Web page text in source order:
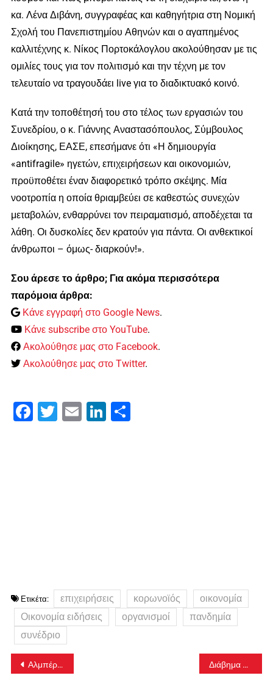
κα. Λένα Διβάνη, συγγραφέας και καθηγήτρια στη Νομική
Σχολή του Πανεπιστημίου Αθηνών και ο αγαπημένος
καλλιτέχνης κ. Νίκος Πορτοκάλογλου ακολούθησαν με τις
ομιλίες τους για τον πολιτισμό και την τέχνη με τον
τελευταίο να τραγουδάει live για το διαδικτυακό κοινό.
Κατά την τοποθέτησή του στο τέλος των εργασιών του
Συνεδρίου, ο κ. Γιάννης Αναστασόπουλος, Σύμβουλος
Διοίκησης, ΕΑΣΕ, επεσήμανε ότι «Η δημιουργία
«antifragile» ηγετών, επιχειρήσεων και οικονομιών,
προϋποθέτει έναν διαφορετικό τρόπο σκέψης. Μία
νοοτροπία η οποία θριαμβεύει σε καθεστώς συνεχών
μεταβολών, ενθαρρύνει τον πειραματισμό, αποδέχεται τα
λάθη. Οι δυσκολίες δεν κρατούν για πάντα. Οι ανθεκτικοί
άνθρωποι – όμως- διαρκούν!».
Σου άρεσε το άρθρο; Για ακόμα περισσότερα
παρόμοια άρθρα:
Κάνε εγγραφή στο Google News.
Κάνε subscribe στο YouTube.
Ακολούθησε μας στο Facebook.
Ακολούθησε μας στο Twitter.
Facebook
Twitter Email LinkedIn
Ετικέτα: επιχειρήσεις κορωνοϊός
οικονομία
Οικονομία ειδήσεις
οργανισμοί
πανδημία
συνέδριο
Πλοήγηση
άρθρων
Αλμπέρ Καμύ: Τα 49 διαχρονικά αποφθέγματα του Διάβημα διαμαρτυρίας στην Άγκυρα για τη νέα παράνομη NAVTEX από το ΥΠΕΞ